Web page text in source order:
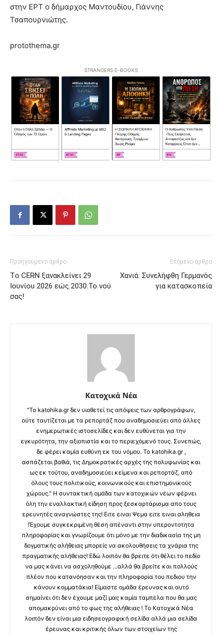
στην ΕΡΤ ο δήμαρχος Μαντουδίου, Γιάννης
Τσαπουρνιώτης.
protothema.gr
STRANGERS E-BOOKS
Προηγούμενο άρθρο
Tο CERN ξανακλείνει 29
Ιουνίου 2026 εώς 2030.Το νού
σας!
Επόμενο άρθρο
Χανιά: Συνελήφθη Γερμανός
για κατασκοπεία
Κατοχικά Νέα
"Το katohika.gr δεν υιοθετεί τις απόψεις των αρθρογράφων,
ούτε ταυτίζεται με τα ρεπορτάζ που αναδημοσιεύει από άλλες
ενημερωτικές ιστοσελίδες και δεν ευθύνεται για την
εγκυρότητα, την αξιοπιστία και το περιεχόμενό τους. Συνεπώς,
δε φέρει καμία ευθύνη εκ του νόμου. Το katohika.gr ,
ασπάζεται βαθιά, τις Δημοκρατικές αρχές της πολυφωνίας και
ως εκ τούτου, αναδημοσιεύει κείμενα και ρεπορτάζ, από
όλους τους πολιτικούς, κοινωνικούς και επιστημονικούς
χώρους." Η συντακτική ομάδα των κατοχικών νέων φέρνει
όλη την εναλλακτική είδηση προς ξεσκαρτάρισμα απο τους
ερευνητές αναγνώστες της! Ειτε ειναι Ψεμα ειτε ειναι αληθεια
!Έχουμε συγκεκριμένη θέση απέναντι στην υπεροντοτητα
πληροφορίας και γνωρίζουμε ότι μόνο με την διαδικασία της μη
δογματικής αλήθειας μπορείς να ακολουθήσεις τα χνάρια της
πραγματικής αλήθειας! Εδώ λοιπόν θα βρειτε ότι θέλει το πεδίο
να μας κάνει να ασχοληθούμε ...αλλά θα βρείτε και πολλούς
πλέον που κατανόησαν και την πληροφορία του πεδιου την
κάνουν κομματάκια! Είμαστε ομάδα έρευνας και αυτό
σημαίνει ότι δεν έχουμε μαζί μας καμία ταμπέλα που θα μας
απομακρύνει από το φως της αλήθειας ! Το Κατοχικά Νέα
λοιπόν δεν είναι μια ειδησεογραφική σελίδα αλλά μια σελίδα
έρευνας και κριτικής όλων των στοιχείων της